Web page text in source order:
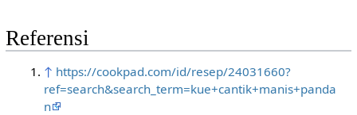
Referensi
↑ https://cookpad.com/id/resep/24031660?
ref=search&search_term=kue+cantik+manis+panda
n